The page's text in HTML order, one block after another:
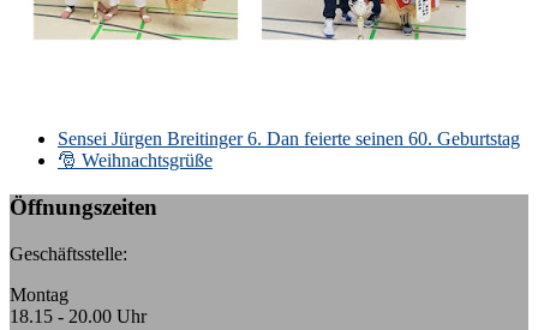
Sensei Jürgen Breitinger 6. Dan feierte seinen 60. Geburtstag
🎅 Weihnachtsgrüße
Öffnungszeiten
Geschäftsstelle:
Montag
18.15 - 20.00 Uhr